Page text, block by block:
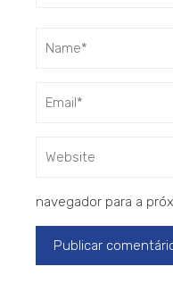
navegador para a